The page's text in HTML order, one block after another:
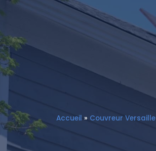
Accueil » Couvreur